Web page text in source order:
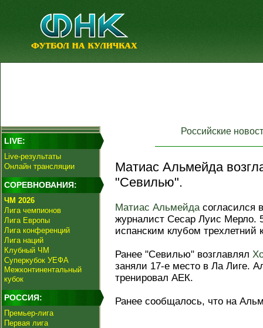
LIVE:
Live-результаты
Онлайн трансляции
СОРЕВНОВАНИЯ:
ЧМ 2026
Лига чемпионов
Лига Европы
Лига конференций
Лига наций
Клубный ЧМ
Суперкубок УЕФА
Межконтинентальный
кубок
РОССИЯ:
Премьер-лига
Первая лига
Российские
Матиас Альмейда
"Севилью".
Матиас Альмейдасогласился
журналист Сесар Луис Мерло.
испанским клубом трехлетний
Ранее "Севилью" возглавлял
заняли 17-е место в Ла Лиге.
тренировал АЕК.
Ранее сообщалось, что на